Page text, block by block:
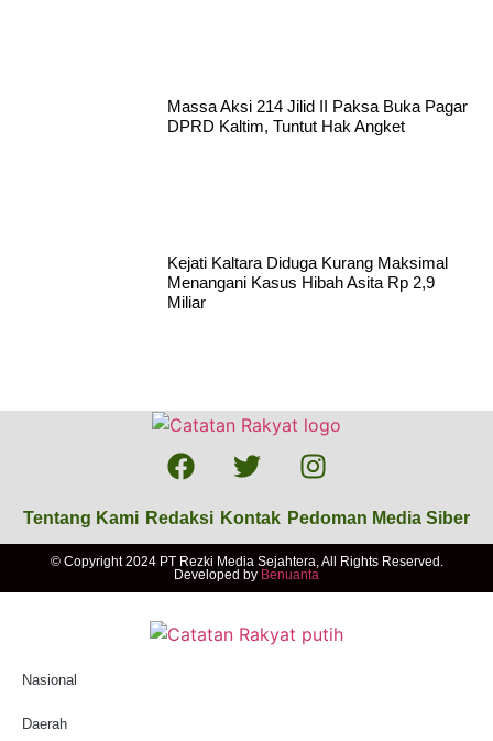
Massa Aksi 214 Jilid II Paksa Buka Pagar
DPRD Kaltim, Tuntut Hak Angket
Kejati Kaltara Diduga Kurang Maksimal
Menangani Kasus Hibah Asita Rp 2,9
Miliar
Tentang Kami Redaksi Kontak Pedoman Media Siber
© Copyright 2024 PT Rezki Media Sejahtera, All Rights Reserved.
Developed by Benuanta
Nasional
Daerah